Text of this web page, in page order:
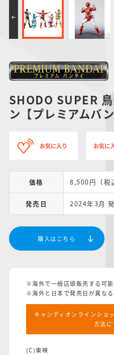
SHODO SUPER
ン【プレミアムバ
お気に入り お気に
価格 8,500円（税
発売日 2024年3月
購入はこちら
※海外で一般店頭販売する可能
※海外と日本で発売日が異なる
キャンディオンラインショ
方法に
(C)東映